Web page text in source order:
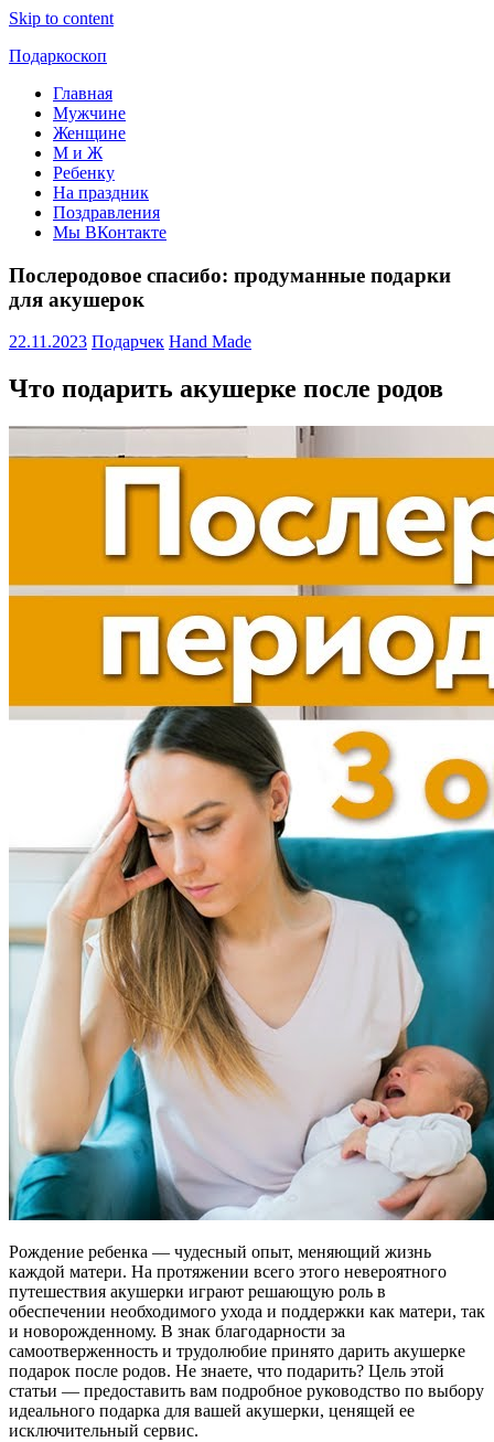
Skip to content
Подаркоскоп
Поможем
выбрать
подарить
Главная
Мужчине
Женщине
М и Ж
Ребенку
На праздник
Поздравления
Мы ВКонтакте
Послеродовое спасибо: продуманные подарки
для акушерок
22.11.2023 Подарчек Hand Made
Что подарить акушерке после родов
Рождение ребенка — чудесный опыт, меняющий жизнь
каждой матери. На протяжении всего этого невероятного
путешествия акушерки играют решающую роль в
обеспечении необходимого ухода и поддержки как матери, так
и новорожденному. В знак благодарности за
самоотверженность и трудолюбие принято дарить акушерке
подарок после родов. Не знаете, что подарить? Цель этой
статьи — предоставить вам подробное руководство по выбору
идеального подарка для вашей акушерки, ценящей ее
исключительный сервис.